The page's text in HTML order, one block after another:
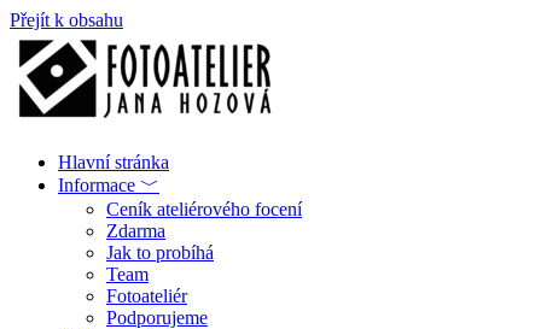
Přejít k obsahu
Hlavní stránka
Informace ﹀
Ceník ateliérového focení
Zdarma
Jak to probíhá
Team
Fotoateliér
Podporujeme